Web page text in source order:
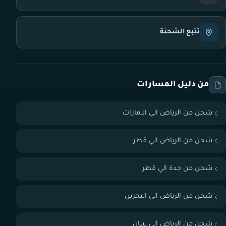
تتبع الشحنة
من دليل المسارات
شحن من الرياض الي الامارات
شحن من الرياض الي قطر
شحن من جدة الي قطر
شحن من الرياض الي البحرين
شحن من الرياض الي لبنان